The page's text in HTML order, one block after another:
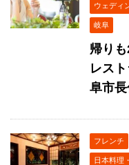
ウェディ
岐阜
帰り
レス
阜市
フレンチ
日本料理